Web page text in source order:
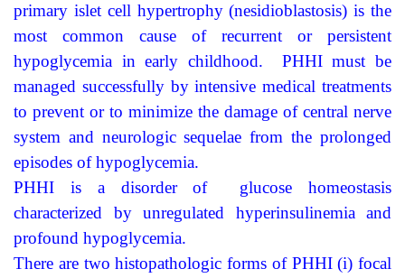
primary islet cell hypertrophy (nesidioblastosis) is the
most common cause of recurrent or persistent
hypoglycemia in early childhood. PHHI must be
managed successfully by intensive medical treatments
to prevent or to minimize the damage of central nerve
system and neurologic sequelae from the prolonged
episodes of hypoglycemia.
PHHI is a disorder of glucose homeostasis
characterized by unregulated hyperinsulinemia and
profound hypoglycemia.
There are two histopathologic forms of PHHI (i) focal